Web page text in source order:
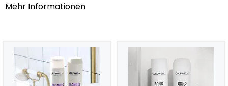
Mehr Informationen